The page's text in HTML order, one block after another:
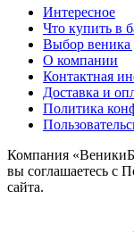
Интересное
Что купить в
Выбор веника
О компании
Контактная
Доставка и
Политика
Компания
вы соглашаетесь с
сайта.